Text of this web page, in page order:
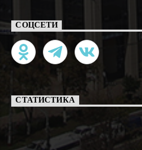
СОЦСЕТИ
СТАТИСТИКА